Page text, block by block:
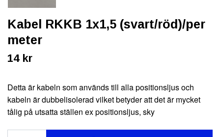
Kabel RKKB 1x1,5 (svart/röd)/per
meter
14 kr
Detta är kabeln som används till alla positionsljus och
kabeln är dubbelisolerad vilket betyder att det är mycket
tålig på utsatta ställen ex positionsljus, sky